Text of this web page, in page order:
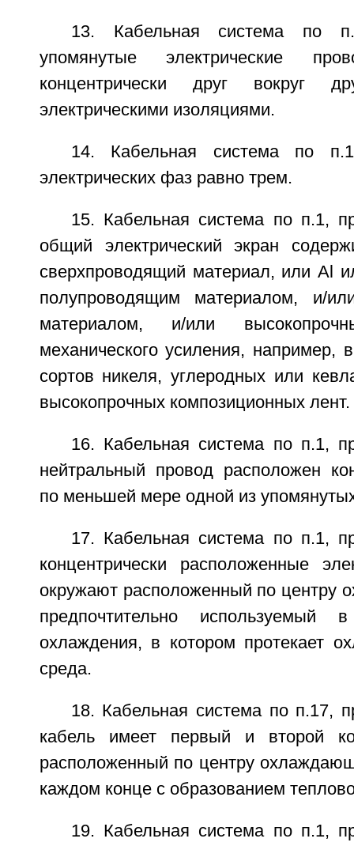
13. Кабельная система по
упомянутые электрические
концентрически друг вокруг
электрическими изоляциями.
14. Кабельная система по
электрических фаз равно трем.
15. Кабельная система по п.1,
общий электрический экран
сверхпроводящий материал, или Al
полупроводящим материалом, и/
материалом, и/или
механического усиления, например,
сортов никеля, углеродных или
высокопрочных композиционных лент.
16. Кабельная система по п.1,
нейтральный провод расположен
по меньшей мере одной из
17. Кабельная система по п.1,
концентрически расположенные
окружают расположенный по центру
предпочтительно используемый
охлаждения, в котором протекает
среда.
18. Кабельная система по п.17,
кабель имеет первый и второй
расположенный по центру
каждом конце с образованием
19. Кабельная система по п.1,